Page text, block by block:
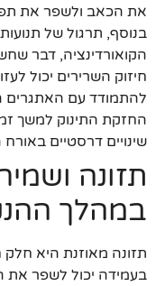
את הכאב ולשפר את
בנוסף, תרגול של
הקואורדינציה, דבר
חיזוק השרירים יכול
להתמודד עם האתגרים
החזקת התינוק למשך
שינויים דרסטיים באורח
תזונה
במהלך
תזונה מאוזנת היא
בעמידה יכול לשפר את